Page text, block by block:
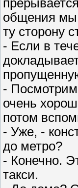
общения мы
ту сторону
- Если в
-
очень
потом
- Уже, -
до метро?
- Конечно.
такси.